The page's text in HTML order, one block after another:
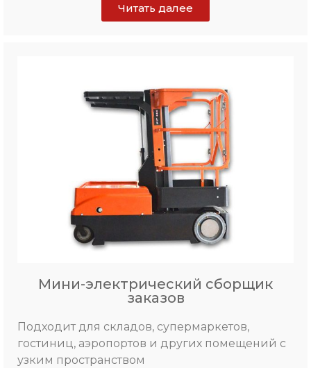
Читать далее
Мини-электрический сборщик
заказов
Подходит для складов, супермаркетов,
гостиниц, аэропортов и других помещений с
узким пространством